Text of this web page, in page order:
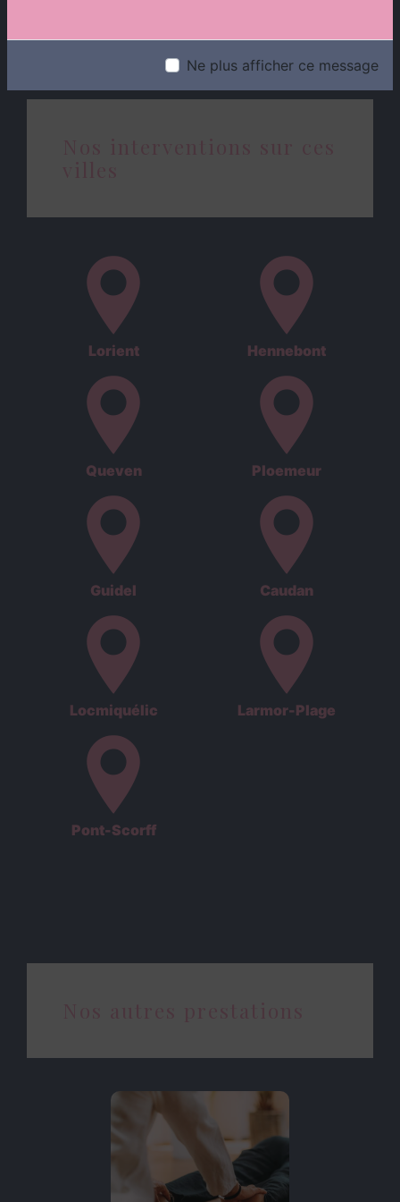
Ne plus afficher ce message
Lorient Hennebont
Queven Ploemeur
Guidel Caudan
Locmiquélic Larmor-Plage
Pont-Scorff